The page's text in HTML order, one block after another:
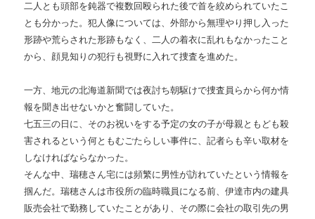
二人とも頭部を鈍器で複数回殴られた後で首を絞められていたこ
とも分かった。犯人像については、外部から無理やり押し入った
形跡や荒らされた形跡もなく、二人の着衣に乱れもなかったこと
から、顔見知りの犯行も視野に入れて捜査を進めた。
一方、地元の北海道新聞では夜討ち朝駆けで捜査員らから何か情
報を聞き出せないかと奮闘していた。
七五三の日に、そのお祝いをする予定の女の子が母親ともども殺
害されるという何ともむごたらしい事件に、記者らも辛い取材を
しなければならなかった。
そんな中、瑞穂さん宅には頻繁に男性が訪れていたという情報を
掴んだ。瑞穂さんは市役所の臨時職員になる前、伊達市内の建具
販売会社で勤務していたことがあり、その際に会社の取引先の男